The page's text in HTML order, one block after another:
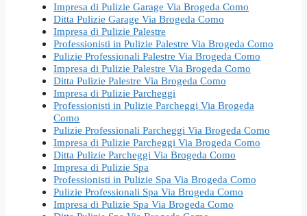
Impresa di Pulizie Garage Via Brogeda Como
Ditta Pulizie Garage Via Brogeda Como
Impresa di Pulizie Palestre
Professionisti in Pulizie Palestre Via Brogeda Como
Pulizie Professionali Palestre Via Brogeda Como
Impresa di Pulizie Palestre Via Brogeda Como
Ditta Pulizie Palestre Via Brogeda Como
Impresa di Pulizie Parcheggi
Professionisti in Pulizie Parcheggi Via Brogeda
Como
Pulizie Professionali Parcheggi Via Brogeda Como
Impresa di Pulizie Parcheggi Via Brogeda Como
Ditta Pulizie Parcheggi Via Brogeda Como
Impresa di Pulizie Spa
Professionisti in Pulizie Spa Via Brogeda Como
Pulizie Professionali Spa Via Brogeda Como
Impresa di Pulizie Spa Via Brogeda Como